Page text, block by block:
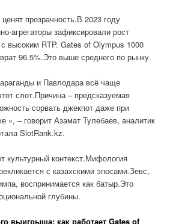
прозрачность.В 2023 году
агрегаторы зафиксировали рост
высоким RTP. Gates of Olympus 1000
96.5%.Это выше среднего по рынку.
и Павлодара всё чаще
слот.Причина – предсказуемая
сорвать джекпот даже при
», – говорит Азамат Тулебаев, аналитик
SlotRank.kz.
культурный контекст.Мифология
с казахскими эпосами.Зевс,
воспринимается как батыр.Это
глубины.
выигрыша: как работает Gates of